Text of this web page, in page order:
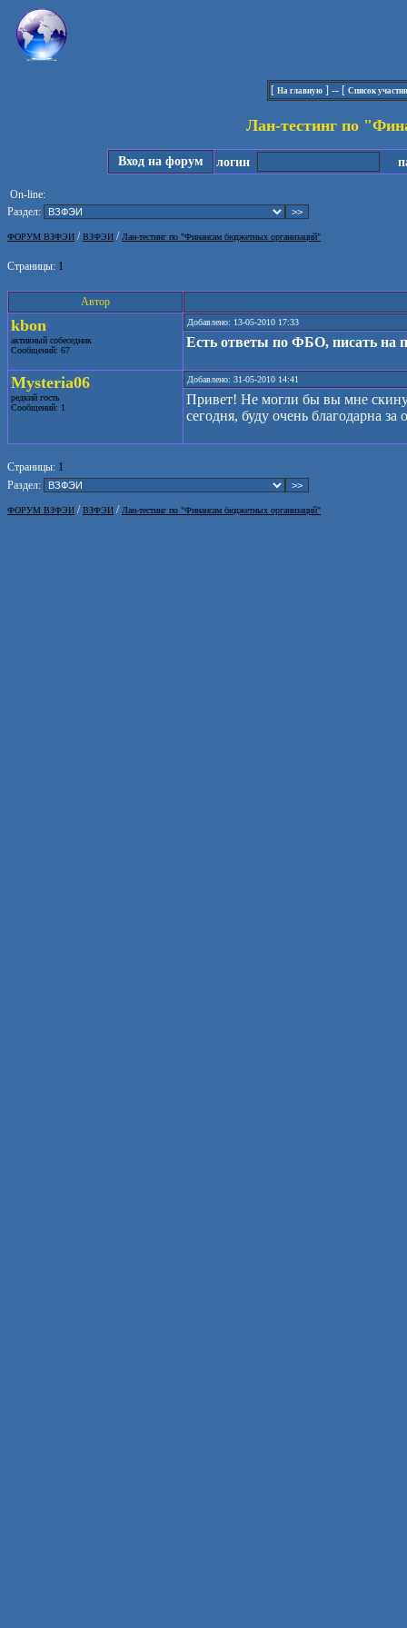
[ На главную ] -- [ Список
Лан-тестинг по
Вход на форум логин
On-line:
Раздел:
ФОРУМ ВЗФЭИ /ВЗФЭИ / Лан-тестинг по "Финансам бюджетных организаций"
Страницы: 1
Автор
kbon
активный собеседник
Сообщений: 67
Добавлено: 13-05-2010 17:33
Есть ответы по ФБО, писать на
Mysteria06
редкий гость
Сообщений: 1
Добавлено: 31-05-2010 14:41
Привет! Не могли бы вы мне
сегодня, буду очень благодарна за
Страницы: 1
Раздел:
ФОРУМ ВЗФЭИ /ВЗФЭИ / Лан-тестинг по "Финансам бюджетных организаций"